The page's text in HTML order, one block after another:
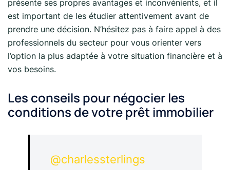
présente ses propres avantages et inconvénients, et il
est important de les étudier attentivement avant de
prendre une décision. N’hésitez pas à faire appel à des
professionnels du secteur pour vous orienter vers
l’option la plus adaptée à votre situation financière et à
vos besoins.
Les conseils pour négocier les
conditions de votre prêt immobilier
@charlessterlings